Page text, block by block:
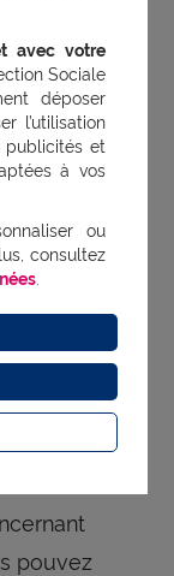
le
de
les
site des
à
pouvez
avec votre
Sociale
déposer
l’utilisation
et
à vos
ou
consultez
.